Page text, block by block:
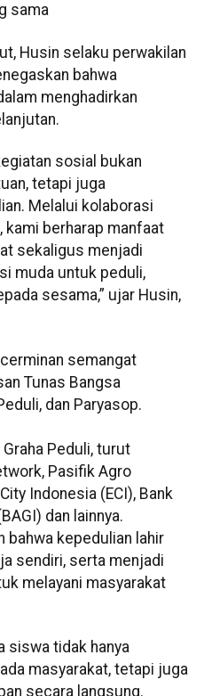
sama
Husin selaku perwakilan
bahwa
menghadirkan
sosial bukan
tetapi juga
Melalui kolaborasi
kami berharap manfaat
sekaligus menjadi
muda untuk peduli,
sesama,” ujar Husin,
semangat
Tunas Bangsa
dan Paryasop.
Peduli, turut
Pasifik Agro
Indonesia (ECI), Bank
dan lainnya.
bahwa kepedulian lahir
sendiri, serta menjadi
melayani masyarakat
siswa tidak hanya
masyarakat, tetapi juga
secara langsung.